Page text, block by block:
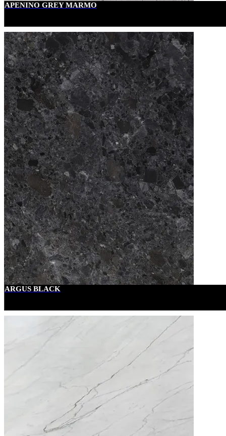
APENINO GREY MARMO
ARGUS BLACK